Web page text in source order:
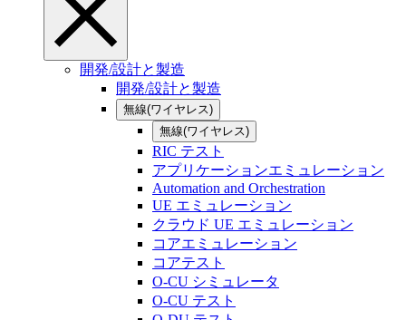
開発/設計と製造
開発/設計と製造
無線(ワイヤレス)
無線(ワイヤレス)
RIC テスト
アプリケーションエミュレーション
Automation and Orchestration
UE エミュレーション
クラウド UE エミュレーション
コアエミュレーション
コアテスト
O-CU シミュレータ
O-CU テスト